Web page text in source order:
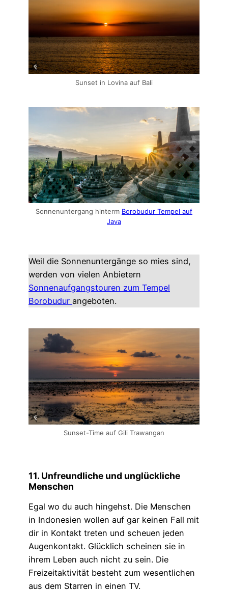
Sunset in Lovina auf Bali
Sonnenuntergang hinterm Borobudur Tempel auf
Java
Weil die Sonnenuntergänge so mies sind,
werden von vielen Anbietern
Sonnenaufgangstouren zum Tempel
Borobudur angeboten.
Sunset-Time auf Gili Trawangan
11. Unfreundliche und unglückliche
Menschen
Egal wo du auch hingehst. Die Menschen
in Indonesien wollen auf gar keinen Fall mit
dir in Kontakt treten und scheuen jeden
Augenkontakt. Glücklich scheinen sie in
ihrem Leben auch nicht zu sein. Die
Freizeitaktivität besteht zum wesentlichen
aus dem Starren in einen TV.